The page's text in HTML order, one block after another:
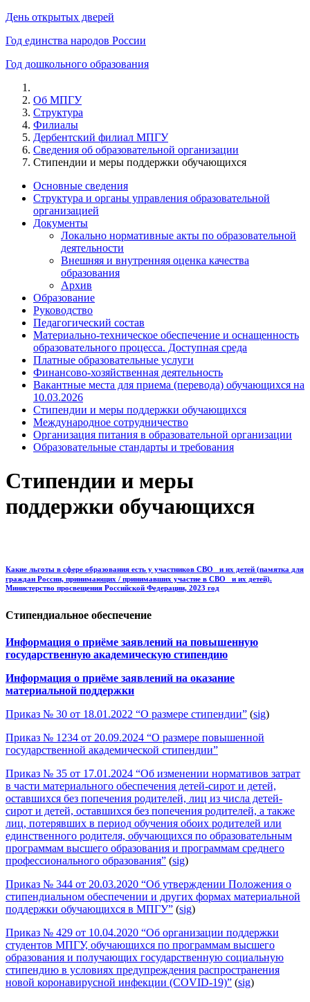
День открытых дверей
Год единства народов России
Год дошкольного образования
Об МПГУ
Структура
Филиалы
Дербентский филиал МПГУ
Сведения об образовательной организации
Стипендии и меры поддержки обучающихся
Основные сведения
Структура и органы управления образовательной
организацией
Документы
Локально нормативные акты по образовательной
деятельности
Внешняя и внутренняя оценка качества
образования
Архив
Образование
Руководство
Педагогический состав
Материально-техническое обеспечение и оснащенность
образовательного процесса. Доступная среда
Платные образовательные услуги
Финансово-хозяйственная деятельность
Вакантные места для приема (перевода) обучающихся на
10.03.2026
Стипендии и меры поддержки обучающихся
Международное сотрудничество
Организация питания в образовательной организации
Образовательные стандарты и требования
Стипендии и меры
поддержки обучающихся
Какие льготы в сфере образования есть у участников СВО и их детей (памятка для
граждан России, принимающих / принимавших участие в СВО и их детей).
Министерство просвещения Российской Федерации, 2023 год
Стипендиальное обеспечение
Информация о приёме заявлений на повышенную
государственную академическую стипендию
Информация о приёме заявлений на оказание
материальной поддержки
Приказ № 30 от 18.01.2022 “О размере стипендии” (sig)
Приказ № 1234 от 20.09.2024 “О размере повышенной
государственной академической стипендии”
Приказ № 35 от 17.01.2024 “Об изменении нормативов затрат
в части материального обеспечения детей-сирот и детей,
оставшихся без попечения родителей, лиц из числа детей-
сирот и детей, оставшихся без попечения родителей, а также
лиц, потерявших в период обучения обоих родителей или
единственного родителя, обучающихся по образовательным
программам высшего образования и программам среднего
профессионального образования” (sig)
Приказ № 344 от 20.03.2020 “Об утверждении Положения о
стипендиальном обеспечении и других формах материальной
поддержки обучающихся в МПГУ” (sig)
Приказ № 429 от 10.04.2020 “Об организации поддержки
студентов МПГУ, обучающихся по программам высшего
образования и получающих государственную социальную
стипендию в условиях предупреждения распространения
новой коронавирусной инфекции (COVID-19)” (sig)